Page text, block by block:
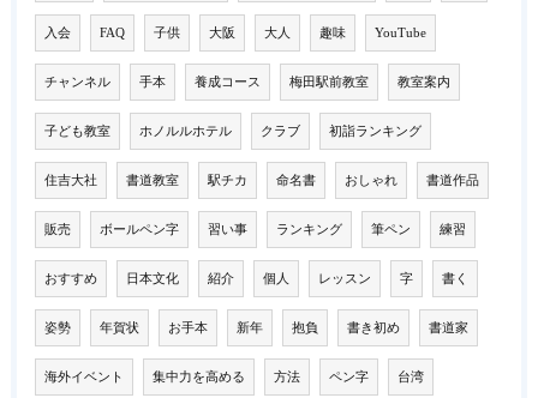
入会 FAQ 子供 大阪 大人 趣味 YouTube
チャンネル 手本 養成コース 梅田駅前教室 教室案内
子ども教室 ホノルルホテル クラブ 初詣ランキング
住吉大社 書道教室 駅チカ 命名書 おしゃれ 書道作品
販売 ボールペン字 習い事 ランキング 筆ペン 練習
おすすめ 日本文化 紹介 個人 レッスン 字 書く
姿勢 年賀状 お手本 新年 抱負 書き初め 書道家
海外イベント 集中力を高める 方法 ペン字 台湾